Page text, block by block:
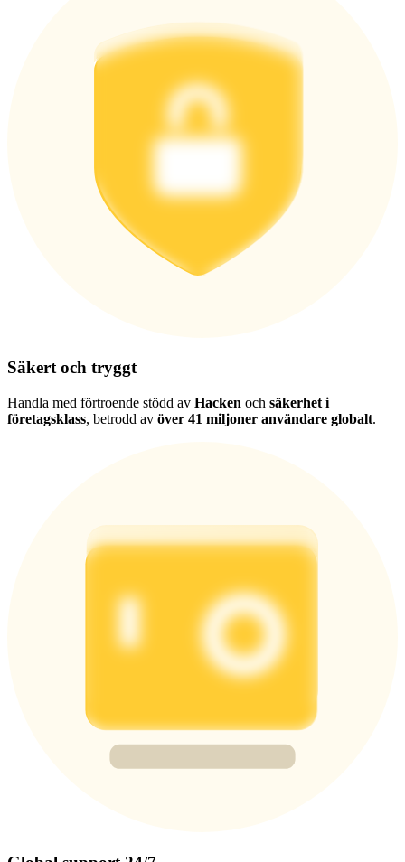
Säkert och tryggt
Handla med förtroende stödd av Hacken och säkerhet i
företagsklass, betrodd av över 41 miljoner användare globalt.